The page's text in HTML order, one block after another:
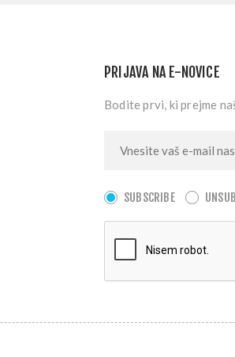
PRIJAVA NA E-NOVICE
Bodite prvi, ki prejme
SUBSCRIBE